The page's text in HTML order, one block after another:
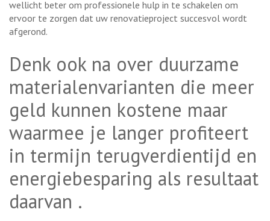
wellicht beter om professionele hulp in te schakelen om
ervoor te zorgen dat uw renovatieproject succesvol wordt
afgerond.
Denk ook na over duurzame
materialenvarianten die meer
geld kunnen kostene maar
waarmee je langer profiteert
in termijn terugverdientijd en
energiebesparing als resultaat
daarvan .